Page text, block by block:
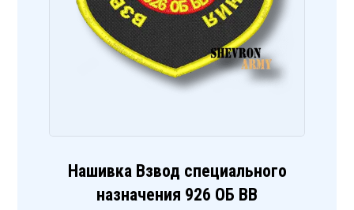
Нашивка Взвод специального
назначения 926 ОБ ВВ